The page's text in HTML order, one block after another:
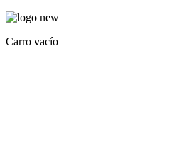
Carro vacío